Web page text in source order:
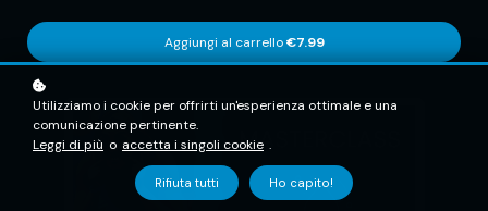
Aggiungi al carrello €7.99
Utilizziamo i cookie per offrirti un'esperienza ottimale e una
comunicazione pertinente.
Leggi di più o accetta i singoli cookie .
Rifiuta tutti Ho capito!